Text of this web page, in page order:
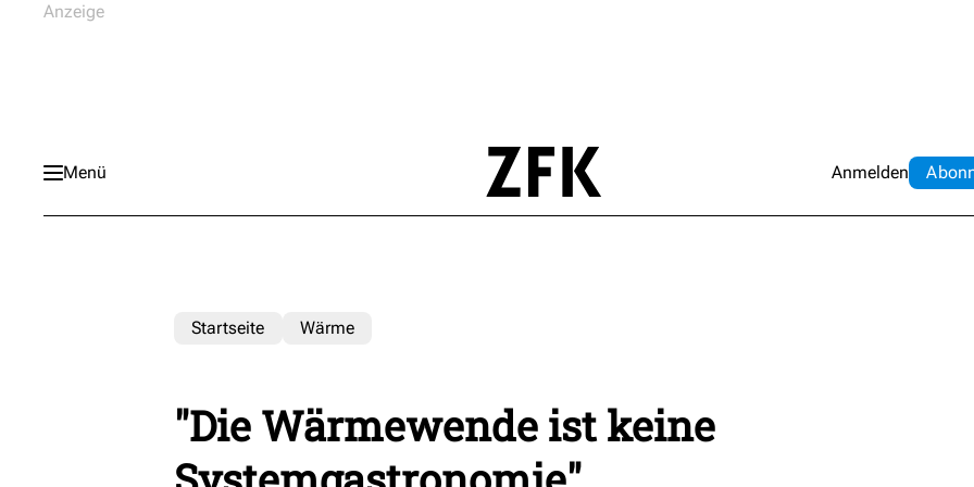
Menü Anmelden Abo
Startseite Wärme
"Die Wärmewende ist keine